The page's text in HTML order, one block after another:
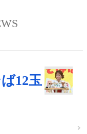
12玉